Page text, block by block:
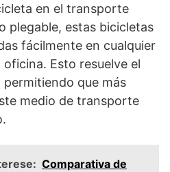
en el transporte
plegable, estas bicicletas
fácilmente en cualquier
Esto resuelve el
que más
medio de transporte
Comparativa de